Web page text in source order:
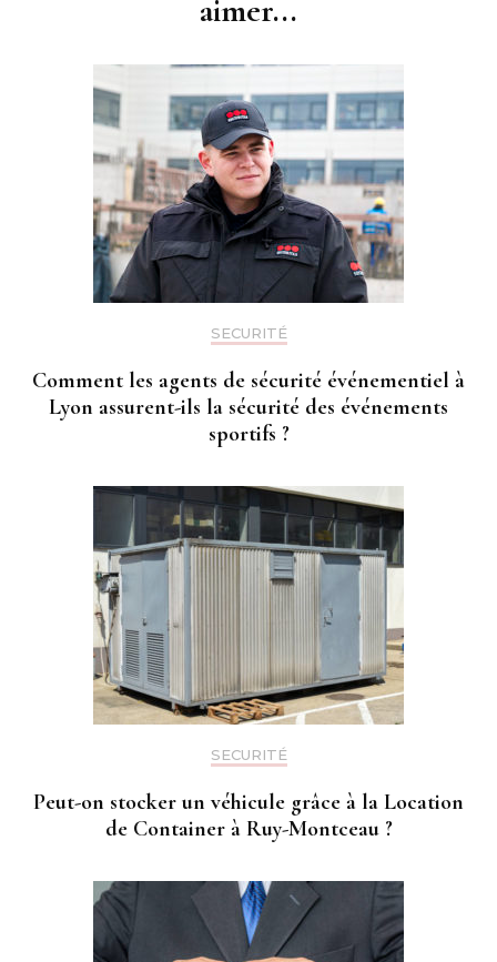
aimer...
SECURITÉ
Comment les agents de sécurité événementiel à
Lyon assurent-ils la sécurité des événements
sportifs ?
SECURITÉ
Peut-on stocker un véhicule grâce à la Location
de Container à Ruy-Montceau ?